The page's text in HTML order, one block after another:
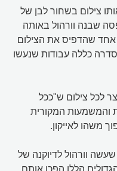
צילום בשחור לבן של
שבנה וורהול באותה
מ-5 לוחות, לוח אחד שהדפיס את הצילום
כללה עבודות שנעשו
לכל צילום ש"ככל
והמשמעות המקורית
משהו לאייקון.
וורהול לדיוקנה של
הללו הפכו אותם